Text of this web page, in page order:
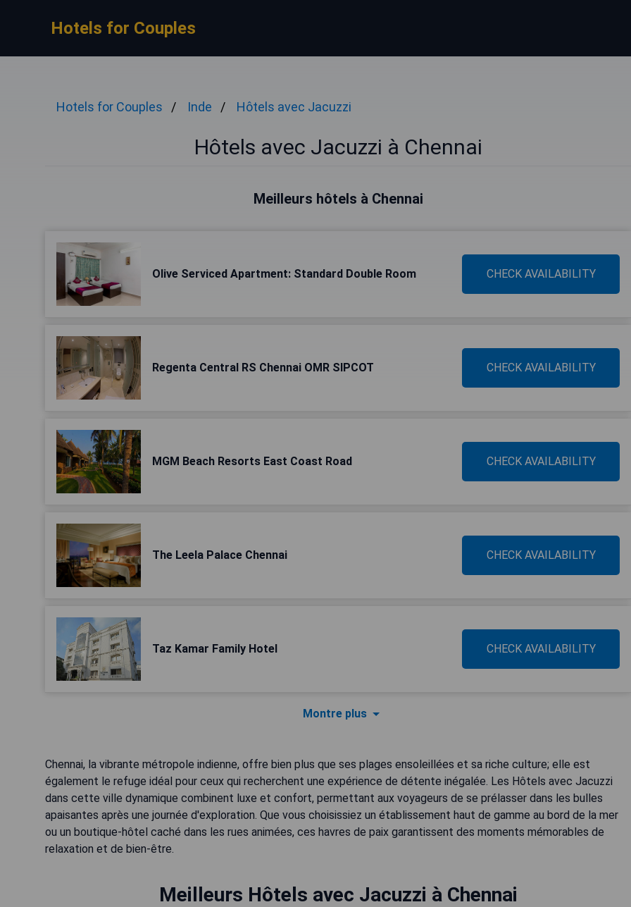
Hotels for Couples
Hotels for Couples Inde Hôtels avec Jacuzzi
Hôtels avec Jacuzzi à Chennai
Meilleurs hôtels à Chennai
Olive Serviced Apartment: Standard Double Room CHECK AVAILABILITY
Regenta Central RS Chennai OMR SIPCOT CHECK AVAILABILITY
MGM Beach Resorts East Coast Road CHECK AVAILABILITY
The Leela Palace Chennai CHECK AVAILABILITY
Taz Kamar Family Hotel CHECK AVAILABILITY
Montre plus
Chennai, la vibrante métropole indienne, offre bien plus que ses plages ensoleillées et sa riche culture; elle est
également le refuge idéal pour ceux qui recherchent une expérience de détente inégalée. Les Hôtels avec Jacuzzi
dans cette ville dynamique combinent luxe et confort, permettant aux voyageurs de se prélasser dans les bulles
apaisantes après une journée d'exploration. Que vous choisissiez un établissement haut de gamme au bord de la mer
ou un boutique-hôtel caché dans les rues animées, ces havres de paix garantissent des moments mémorables de
relaxation et de bien-être.
Meilleurs Hôtels avec Jacuzzi à Chennai